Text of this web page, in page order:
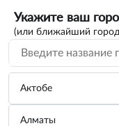
Укажите ваш
(или ближайший
Актобе
Алматы